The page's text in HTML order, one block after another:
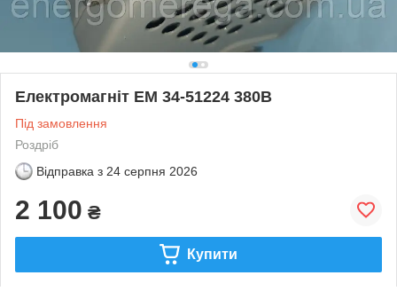
Електромагніт ЕМ 34-51224 380В
Під замовлення
Роздріб
Відправка з 24 серпня 2026
2 100 ₴
Купити